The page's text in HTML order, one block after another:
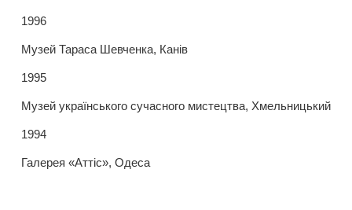
1996
Музей Тараса Шевченка, Канів
1995
Музей українського сучасного мистецтва, Хмельницький
1994
Галерея «Аттіс», Одеса